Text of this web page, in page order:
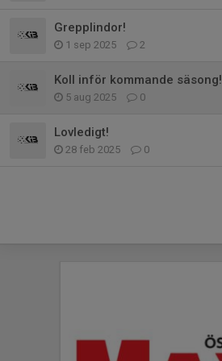
Grepplindor!
1 sep 2025 2
Koll inför kommande säsong!
5 aug 2025 0
Lovledigt!
28 feb 2025 0